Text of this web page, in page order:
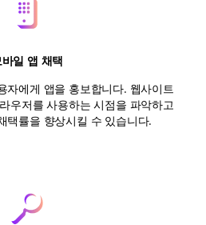
바일 앱 채택
자에게 앱을 홍보합니다. 웹사이트
우저를 사용하는 시점을 파악하고
택률을 향상시킬 수 있습니다.